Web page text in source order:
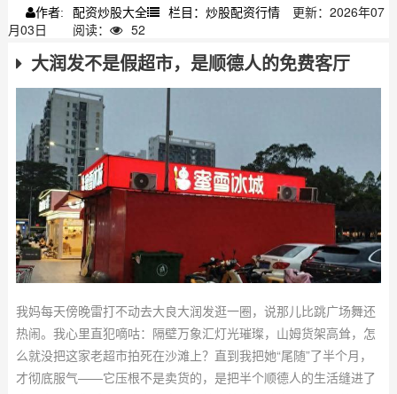
作者: 配资炒股大全 栏目：炒股配资行情
更新：2026年07
月03日
阅读： 52
大润发不是假超市，是顺德人的免费客厅
我妈每天傍晚雷打不动去大良大润发逛一圈，说那儿比跳广场舞还
热闹。我心里直犯嘀咕：隔壁万象汇灯光璀璨，山姆货架高耸，怎
么就没把这家老超市拍死在沙滩上？直到我把她“尾随”了半个月，
才彻底服气——它压根不是卖货的，是把半个顺德人的生活缝进了